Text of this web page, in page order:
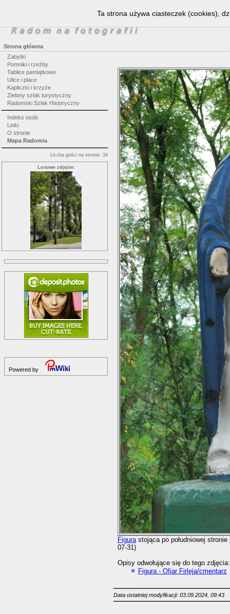
Strona główna
Zabytki
Pomniki i rzeźby
Tablice pamiątkowe
Ulice i place
Kapliczki i krzyże
Zielony szlak turystyczny
Radomski Szlak Historyczny
Indeks osób
Linki
O stronie
Mapa Radomia
Liczba gości na stronie: 34
Losowe zdjęcie:
Powered by
Figurastojąca po południowej stronie
07-31)
Opisy odwołujące się do tego zdjęcia:
Figura - Ofiar Firleja/cmentarz
Data ostatniej modyfikacji: 03.09.2024, 09:43
Ta strona używa ciasteczek (cookies),